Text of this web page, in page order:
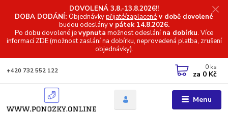
DOVOLENÁ 3.8.-13.8.2026!!
DOBA DODÁNÍ: Objednávkypřijaté/zaplacené v době dovolené
budou odeslányv pátek 14.8.2026.
Po dobu dovolené jevypnuta možnost odeslánína dobírku. Více
informacíZDE (možnost zaslání na dobírku, neprovedená platba, zrušení
objednávky).
Menu
+420 732 552 122 0 ks
za 0 Kč